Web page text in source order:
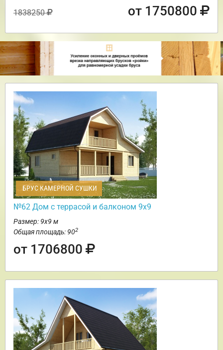
1838250 от 1750800
БРУС КАМЕРНОЙ СУШКИ
№62 Дом c террасой и балконом 9х9
Размер: 9х9 м
Общая площадь: 902
от 1706800